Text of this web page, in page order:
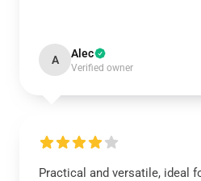
A Alec
Verified owner
Practical and versatile, ideal